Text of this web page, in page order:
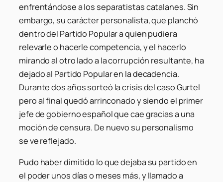
enfrentándose a los separatistas catalanes. Sin
embargo, su carácter personalista, que planchó
dentro del Partido Popular a quien pudiera
relevarle o hacerle competencia, y el hacerlo
mirando al otro lado a la corrupción resultante, ha
dejado al Partido Popular en la decadencia.
Durante dos años sorteó la crisis del caso Gurtel
pero al final quedó arrinconado y siendo el primer
jefe de gobierno español que cae gracias a una
moción de censura. De nuevo su personalismo
se ve reflejado.
Pudo haber dimitido lo que dejaba su partido en
el poder unos días o meses más, y llamado a